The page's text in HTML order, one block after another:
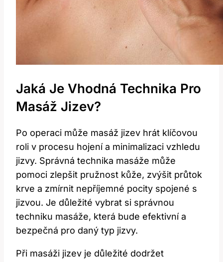
Jaká Je Vhodná Technika Pro
Masáž Jizev?
Po operaci může masáž jizev hrát klíčovou
roli v procesu hojení a minimalizaci vzhledu
jizvy. Správná technika masáže může
pomoci zlepšit pružnost kůže, zvýšit průtok
krve a zmírnit nepříjemné pocity spojené s
jizvou. Je důležité vybrat si správnou
techniku masáže, která bude efektivní a
bezpečná pro daný typ jizvy.
Při masáži jizev je důležité dodržet